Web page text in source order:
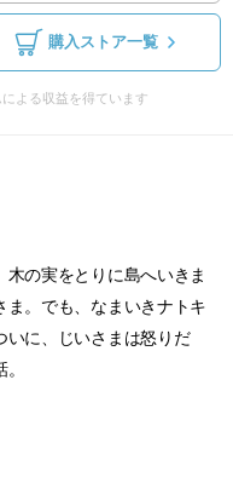
購入ストア一覧
よる収益を得ています
の実をとりに島へいきま
。でも、なまいきナトキ
いに、じいさまは怒りだ